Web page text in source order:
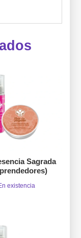
Sagrada
existencia